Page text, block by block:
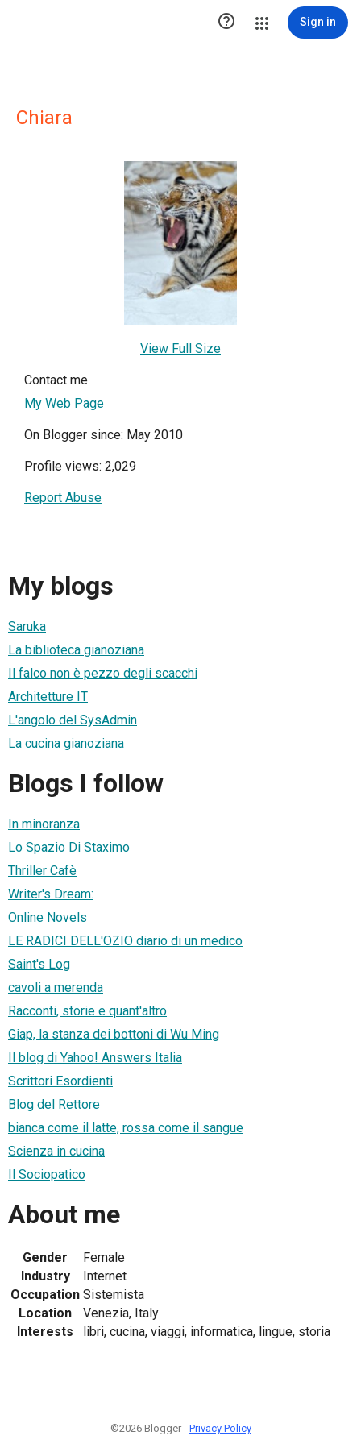
 Sign in
Chiara
View Full Size
Contact me
My Web Page
On Blogger since: May 2010
Profile views: 2,029
Report Abuse
My blogs
Saruka
La biblioteca gianoziana
Il falco non è pezzo degli scacchi
Architetture IT
L'angolo del SysAdmin
La cucina gianoziana
Blogs I follow
In minoranza
Lo Spazio Di Staximo
Thriller Cafè
Writer's Dream:
Online Novels
LE RADICI DELL'OZIO diario di un medico
Saint's Log
cavoli a merenda
Racconti, storie e quant'altro
Giap, la stanza dei bottoni di Wu Ming
Il blog di Yahoo! Answers Italia
Scrittori Esordienti
Blog del Rettore
bianca come il latte, rossa come il sangue
Scienza in cucina
Il Sociopatico
About me
Gender
Female
Industry
Internet
Occupation Sistemista
Location
Venezia, Italy
Interests
libri, cucina, viaggi, informatica, lingue, storia
©2026 Blogger - Privacy Policy